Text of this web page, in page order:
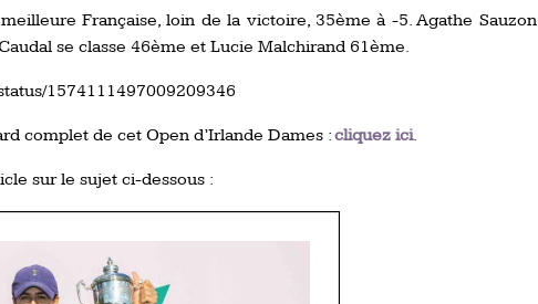
Française, loin de la victoire, 35ème à -5. Agathe Sauzon
se classe 46ème et Lucie Malchirand 61ème.
1574111497009209346
complet de cet Open d’Irlande Dames :cliquez ici.
sur le sujet ci-dessous :